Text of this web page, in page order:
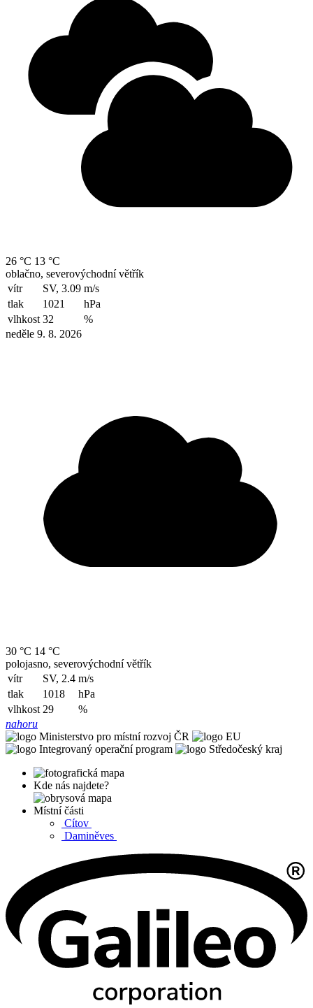
26 °C 13 °C
oblačno, severovýchodní větřík
vítr
SV, 3.09 m/s
tlak
1021
hPa
vlhkost 32
%
neděle 9. 8. 2026
30 °C 14 °C
polojasno, severovýchodní větřík
vítr
SV, 2.4 m/s
tlak
1018
hPa
vlhkost 29
%
nahoru
Kde nás najdete?
Místní části
Cítov
Daminěves